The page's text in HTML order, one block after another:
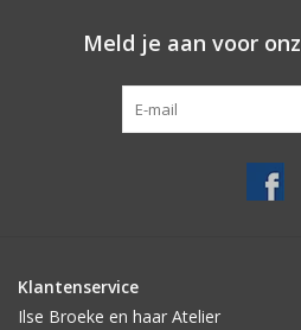
Meld je aan voor
Klantenservice
Ilse Broeke en haar Atelier